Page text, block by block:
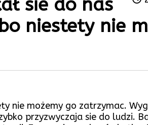
sie do nas
niestety nie
nie możemy go zatrzymac.
przyzwyczaja sie do ludzi.